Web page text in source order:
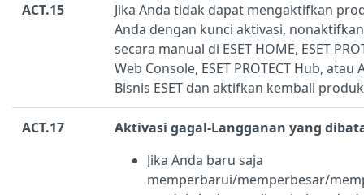
ACT.15
Jika Anda tidak dapat mengaktifkan
Anda dengan kunci aktivasi,
secara manual di ESET HOME, ESET
Web Console, ESET PROTECT Hub, atau
Bisnis ESET dan aktifkan kembali
ACT.17
Aktivasi gagal-Langganan yang
Jika Anda baru saja
memperbarui/memperbesar/